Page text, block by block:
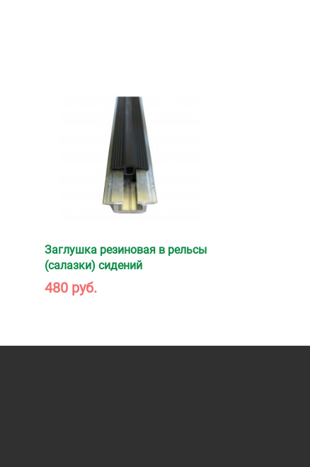
Заглушка резиновая в рельсы
(салазки) сидений
480 руб.